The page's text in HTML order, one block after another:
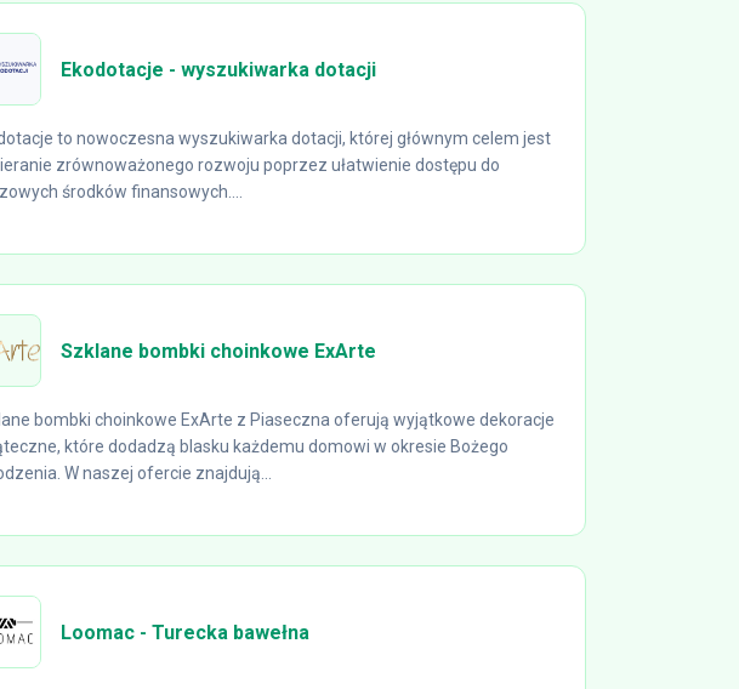
Ekodotacje - wyszukiwarka dotacji
to nowoczesna wyszukiwarka dotacji, której głównym celem jest
zrównoważonego rozwoju poprzez ułatwienie dostępu do
środków finansowych....
Szklane bombki choinkowe ExArte
bombki choinkowe ExArte z Piaseczna oferują wyjątkowe dekoracje
które dodadzą blasku każdemu domowi w okresie Bożego
W naszej ofercie znajdują...
Loomac - Turecka bawełna